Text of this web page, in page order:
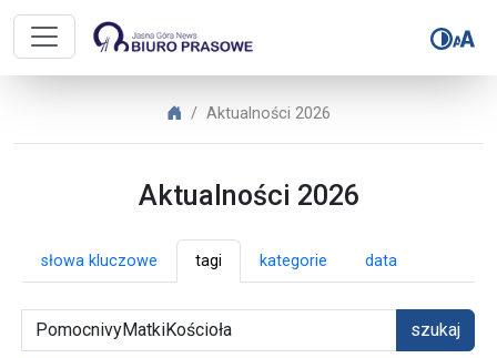
Biuro Prasowe Jasnej Góry –
Biuro Prasowe Jasnej Góry
Aktualności 2026
Aktualności 2026
słowa kluczowe tagi kategorie data
szukaj